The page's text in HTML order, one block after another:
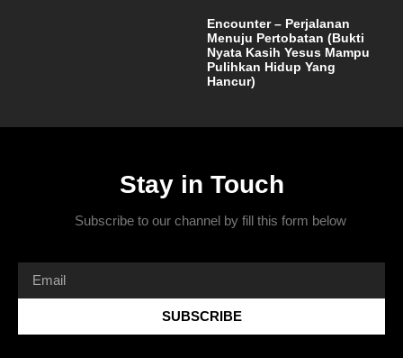
Encounter – Perjalanan
Menuju Pertobatan (Bukti
Nyata Kasih Yesus Mampu
Pulihkan Hidup Yang
Hancur)
Stay in Touch
Subscribe to our channel by fill this form below
SUBSCRIBE